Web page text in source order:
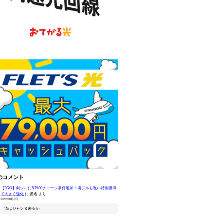
コメント
【FGO】剣ジルにNP100チャージ条件追加！術ジルも呪い特攻獲得
で大きく強化 に 匿名 より
2026年8月6日
汝はジャンヌ来るか